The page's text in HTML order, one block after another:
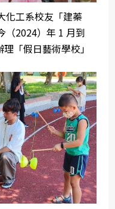
化工系校友「建蓁
（2024）年 1 月到
「假日藝術學校」